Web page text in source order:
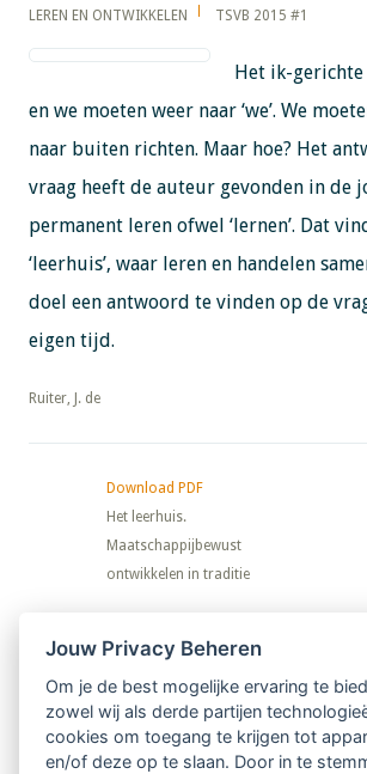
LEREN EN ONTWIKKELEN TSVB 2015 #1
Het ik-
en we moeten weer naar ‘we’. We
naar buiten richten. Maar hoe? Het
vraag heeft de auteur gevonden in de
permanent leren ofwel ‘lernen’. Dat
‘leerhuis’, waar leren en handelen
doel een antwoord te vinden op de
eigen tijd.
​​​​​​​Ruiter, J. de
Download PDF
Het leerhuis.
Maatschappijbewust
ontwikkelen in traditie
Nieuwsbrief
Ontvang 10 x per jaar de LVSC-
relatienieuwsbrief met o.a.:
Jouw Privacy Beheren
Om je de best mogelijke ervaring te
zowel wij als derde partijen
cookies om toegang te krijgen tot
en/of deze op te slaan. Door in te